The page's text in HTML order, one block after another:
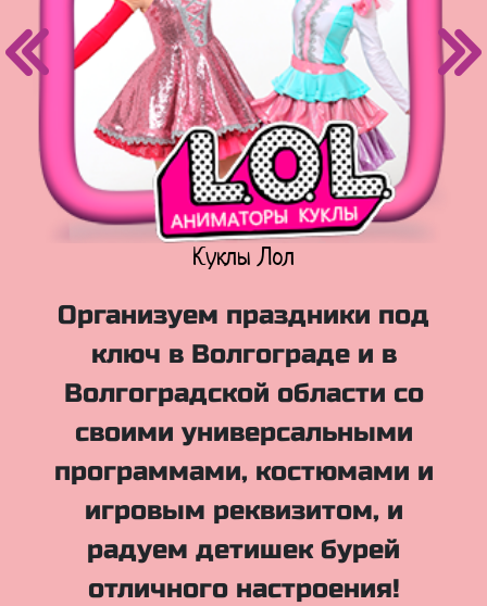
Куклы Лол
Организуем праздники под
ключ в Волгограде и в
Волгоградской области со
своими универсальными
программами, костюмами и
игровым реквизитом, и
радуем детишек бурей
отличного настроения!